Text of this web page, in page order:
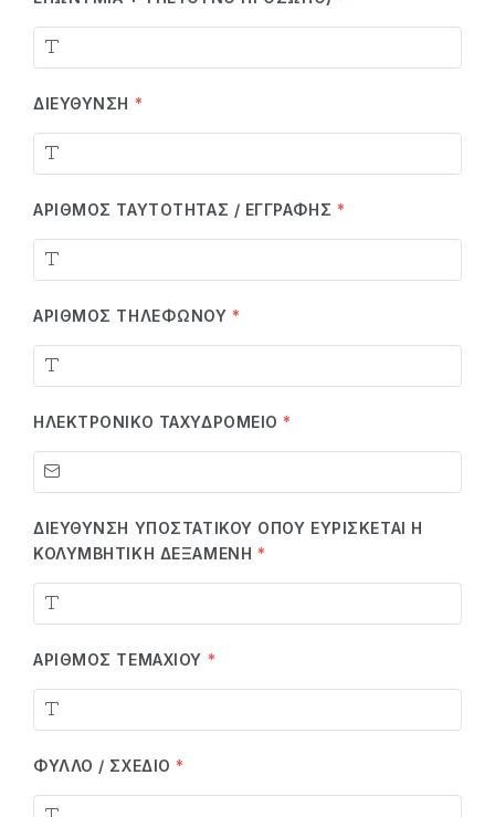
ΔΙΕΎΘΥΝΣΗ *
ΑΡΙΘΜΌΣ ΤΑΥΤΌΤΗΤΑΣ / ΕΓΓΡΑΦΉΣ *
ΑΡΙΘΜΌΣ ΤΗΛΕΦΏΝΟΥ *
ΗΛΕΚΤΡΟΝΙΚΌ ΤΑΧΥΔΡΟΜΕΊΟ *
ΔΙΕΎΘΥΝΣΗ ΥΠΟΣΤΑΤΙΚΟΎ ΌΠΟΥ ΕΥΡΊΣΚΕΤΑΙ Η
ΚΟΛΥΜΒΗΤΙΚΉ ΔΕΞΑΜΕΝΉ *
ΑΡΙΘΜΌΣ ΤΕΜΑΧΊΟΥ *
ΦΎΛΛΟ / ΣΧΈΔΙΟ *